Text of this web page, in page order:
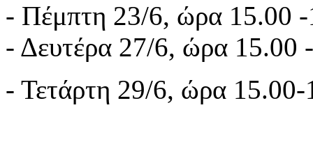
- Πέμπτη 23/6, ώρα 15.00
- Δευτέρα 27/6, ώρα 15.00
- Τετάρτη 29/6, ώρα 15.00-